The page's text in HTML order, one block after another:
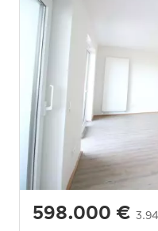
598.000 €